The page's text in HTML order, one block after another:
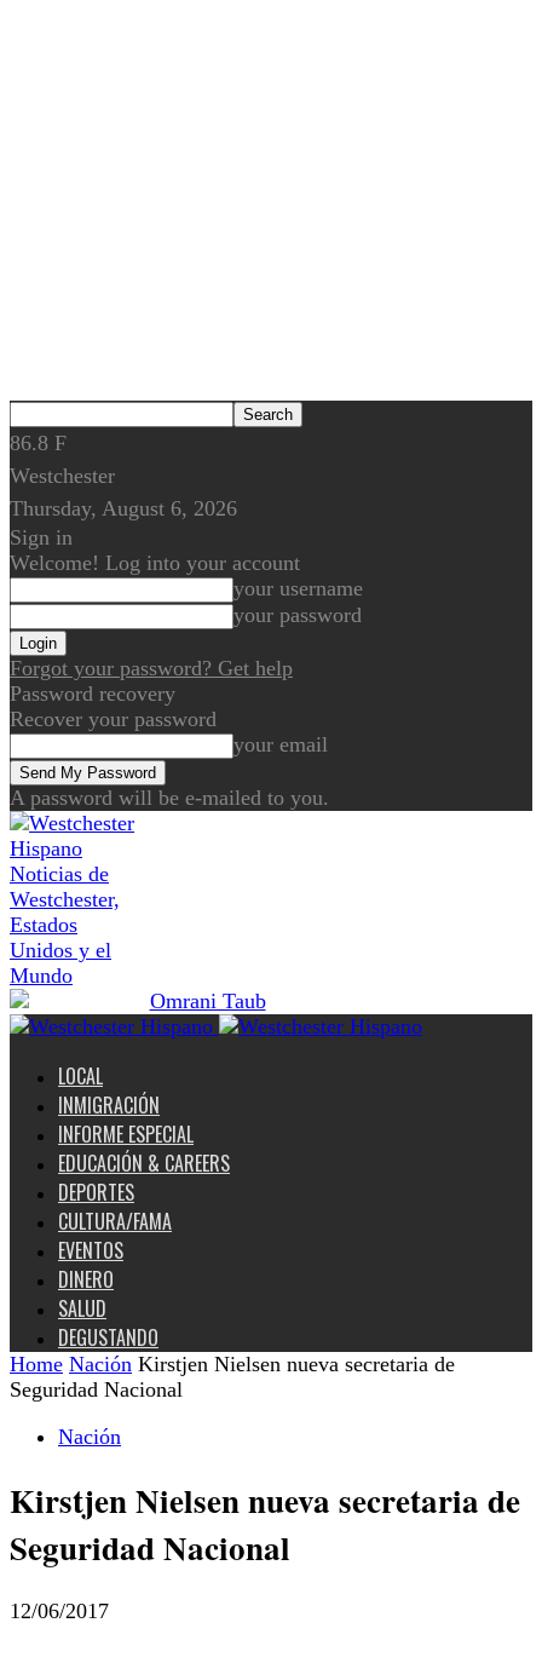
86.8 F
Westchester
Thursday, August 6, 2026
Sign in
Welcome! Log into your account
your username
your password
Forgot your password? Get help
Password recovery
Recover your password
your email
A password will be e-mailed to you.
Noticias de
Westchester,
Estados
Unidos y el
Mundo
LOCAL
INMIGRACIÓN
INFORME ESPECIAL
EDUCACIÓN & CAREERS
DEPORTES
CULTURA/FAMA
EVENTOS
DINERO
SALUD
DEGUSTANDO
Home Nación Kirstjen Nielsen nueva secretaria de
Seguridad Nacional
Nación
Kirstjen Nielsen nueva secretaria de
Seguridad Nacional
12/06/2017